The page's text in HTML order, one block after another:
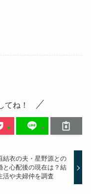
てね！
結衣の夫・星野源との
と心配後の現在は？結
活や夫婦仲を調査